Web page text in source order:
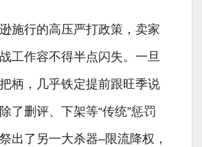
施行的高压严打政策，卖家
工作容不得半点闪失。一旦
柄，几乎铁定提前跟旺季说
了删评、下架等“传统”惩罚
出了另一大杀器–限流降权，